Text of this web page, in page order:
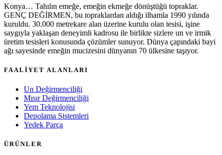
Konya… Tahılın emeğe, emeğin ekmeğe dönüştüğü topraklar.
GENÇ DEĞİRMEN, bu topraklardan aldığı ilhamla 1990 yılında
kuruldu. 30.000 metrekare alan üzerine kurulu olan tesisi, işine
saygıyla yaklaşan deneyimli kadrosu ile birlikte sizlere un ve irmik
üretim tesisleri konusunda çözümler sunuyor. Dünya çapındaki bayi
ağı sayesinde emeğin mucizesini dünyanın 70 ülkesine taşıyor.
FAALİYET ALANLARI
Un Değirmenciliği
Mısır Değirmenciliği
Yem Teknolojisi
Depolama Sistemleri
Yedek Parça
ÜRÜNLER